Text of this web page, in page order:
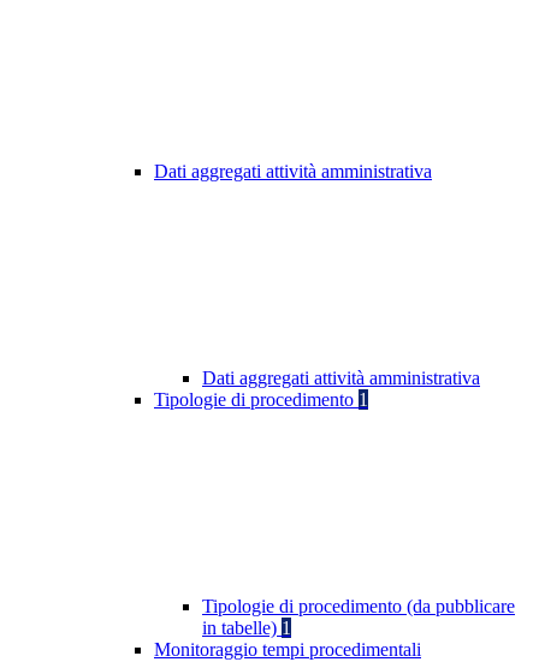
Dati aggregati attività amministrativa
Dati aggregati attività amministrativa
Tipologie di procedimento 1
Tipologie di procedimento (da pubblicare
in tabelle) 1
Monitoraggio tempi procedimentali